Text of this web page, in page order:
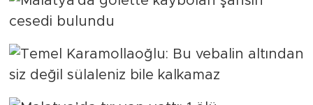
Battalgazi
Doğanşehir